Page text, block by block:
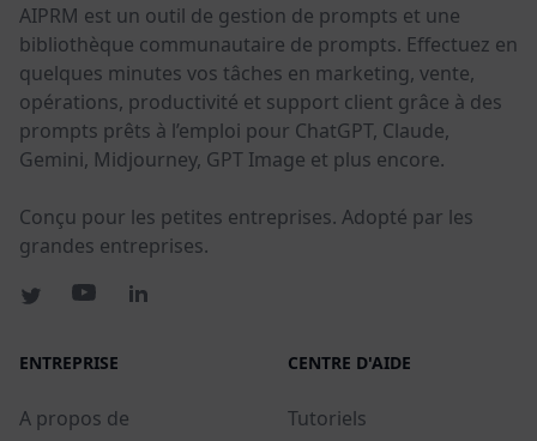
AIPRM est un outil de gestion de prompts et une
bibliothèque communautaire de prompts. Effectuez en
quelques minutes vos tâches en marketing, vente,
opérations, productivité et support client grâce à des
prompts prêts à l’emploi pour ChatGPT, Claude,
Gemini, Midjourney, GPT Image et plus encore.
Conçu pour les petites entreprises. Adopté par les
grandes entreprises.
ENTREPRISE
A propos de
CENTRE D'AIDE
Tutoriels